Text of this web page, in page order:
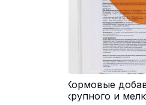
Кормовые
крупного и